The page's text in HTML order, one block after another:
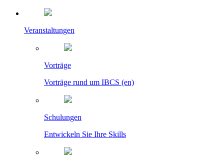
Veranstaltungen
Vorträge
Vorträge rund um IBCS (en)
Schulungen
Entwickeln Sie Ihre Skills